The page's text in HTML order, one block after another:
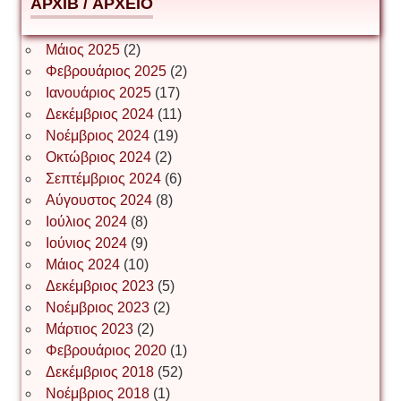
ΕΥΑΓΓΕΛΟΣ ΜΩΚΟΣ
Ιωάννης Σ. Παπαφλωράτος
ΝΙΚΟΣ ΓΑΤΟΣ
Νίκος Λυγερός
Іван Буртик
Іван Наконечний
АРХІВ / ΑΡΧΕΙΟ
Μάιος 2025(2)
Φεβρουάριος 2025(2)
Ιανουάριος 2025(17)
Δεκέμβριος 2024(11)
Νοέμβριος 2024(19)
Οκτώβριος 2024(2)
Σεπτέμβριος 2024(6)
Αύγουστος 2024(8)
Ιούλιος 2024(8)
Ιούνιος 2024(9)
Μάιος 2024(10)
Δεκέμβριος 2023(5)
Νοέμβριος 2023(2)
Μάρτιος 2023(2)
Φεβρουάριος 2020(1)
Δεκέμβριος 2018(52)
Νοέμβριος 2018(1)